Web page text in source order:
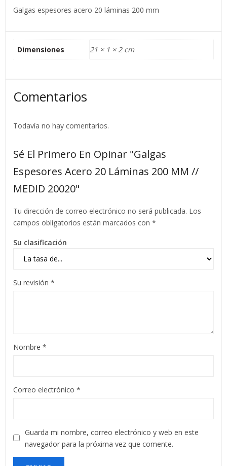
Galgas espesores acero 20 láminas 200 mm
Dimensiones 21 × 1 × 2 cm
Comentarios
Todavía no hay comentarios.
Sé El Primero En Opinar "Galgas
Espesores Acero 20 Láminas 200 MM //
MEDID 20020"
Tu dirección de correo electrónico no será publicada. Los
campos obligatorios están marcados con *
Su clasificación
Su revisión *
Nombre *
Correo electrónico *
Guarda mi nombre, correo electrónico y web en este
navegador para la próxima vez que comente.